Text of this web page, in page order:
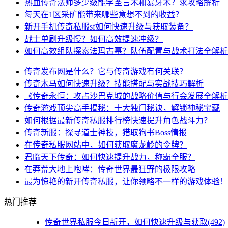
热血传奇法师多少级能学圣言术和暴牙术？求攻略解析
每天在1区采矿能带来哪些意想不到的收益？
新开手机传奇私服sf如何快速升级与获取装备？
战士单刷升级慢？如何高效提速冲级？
如何高效组队探索法玛古墓？队伍配置与战术打法全解析
传奇发布网是什么？它与传奇游戏有何关联？
传奇木马如何快速升级？技能搭配与实战技巧解析
《传奇永恒：攻占沙巴克城的战略价值与行会发展全解
传奇游戏顶尖高手揭秘：十大独门秘诀，解锁神秘宝藏
如何根据最新传奇私服排行榜快速提升角色战斗力？
传奇新服：探寻道士神技，猎取狗书Boss情报
在传奇私服网站中，如何获取魔龙岭的令牌？
君临天下传奇：如何快速提升战力，称霸全服？
在莽荒大地上咆哮：传奇世界最狂野的极限攻略
最为惊艳的新开传奇私服，让你领略不一样的游戏体验！
热门推荐
传奇世界私服今日新开，如何快速升级与获取(492)